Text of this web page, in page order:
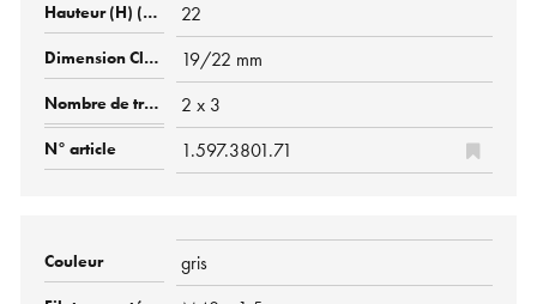
22
19/22 mm
2 x 3
1.597.3801.71
gris